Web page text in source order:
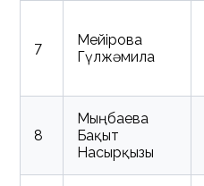
7
Мейірова
Гүлжәмила
8
Мыңбаева
Бақыт
Насырқызы